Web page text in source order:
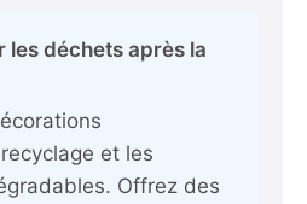
les déchets après la
et les
Offrez des